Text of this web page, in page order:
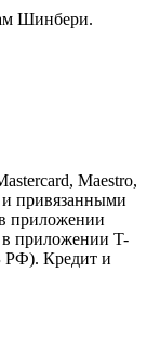
Шинбери.
Maestro,
привязанными
приложении
приложении T-
РФ). Кредит и